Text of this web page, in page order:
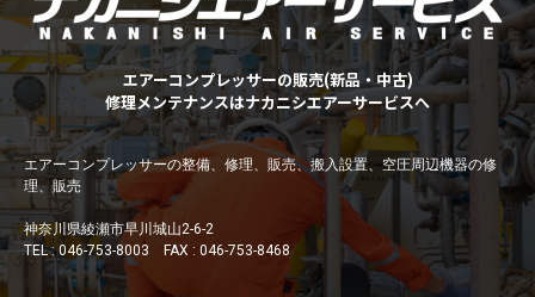
エアーコンプレッサーの販売(新品・中古)
修理メンテナンスはナカニシエアーサービスへ
エアーコンプレッサーの整備、修理、販売、搬入設置、空圧周辺機器の修
理、販売
神奈川県綾瀬市早川城山2-6-2
TEL : 046-753-8003 FAX : 046-753-8468